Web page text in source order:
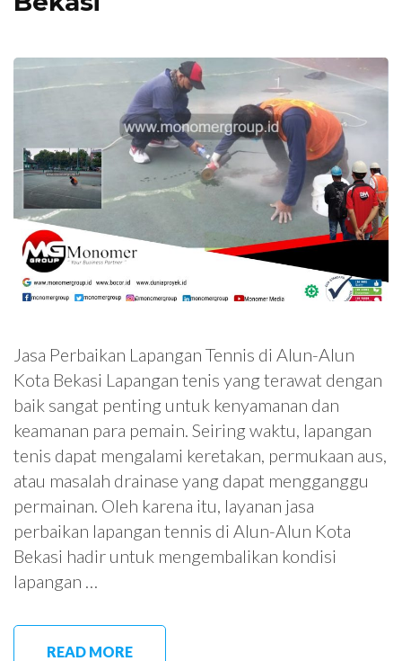
Jasa Perbaikan Lapangan Tennis di Alun-Alun
Kota Bekasi Lapangan tenis yang terawat dengan
baik sangat penting untuk kenyamanan dan
keamanan para pemain. Seiring waktu, lapangan
tenis dapat mengalami keretakan, permukaan aus,
atau masalah drainase yang dapat mengganggu
permainan. Oleh karena itu, layanan jasa
perbaikan lapangan tennis di Alun-Alun Kota
Bekasi hadir untuk mengembalikan kondisi
lapangan …
READ MORE